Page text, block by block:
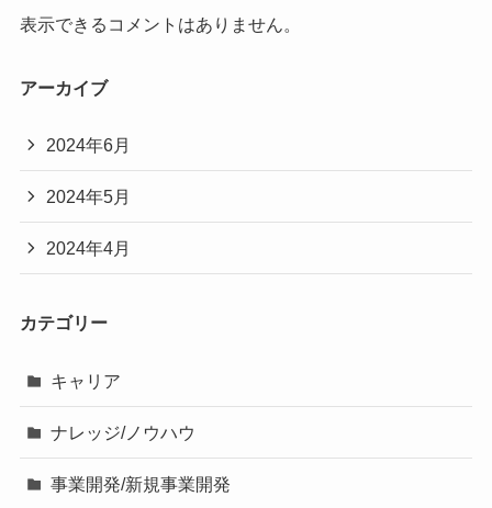
表示できるコメントはありません。
アーカイブ
2024年6月
2024年5月
2024年4月
カテゴリー
キャリア
ナレッジ/ノウハウ
事業開発/新規事業開発